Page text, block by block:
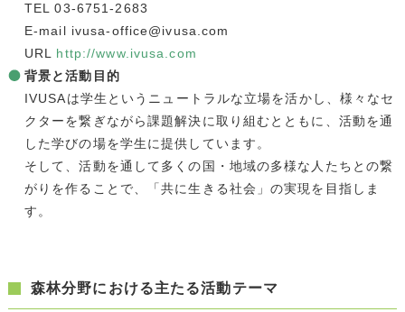
TEL 03-6751-2683
E-mail ivusa-office@ivusa.com
URL http://www.ivusa.com
背景と活動目的
IVUSAは学生というニュートラルな立場を活かし、様々なセ
クターを繋ぎながら課題解決に取り組むとともに、活動を通
した学びの場を学生に提供しています。
そして、活動を通して多くの国・地域の多様な人たちとの繋
がりを作ることで、「共に生きる社会」の実現を目指しま
す。
森林分野における主たる活動テーマ